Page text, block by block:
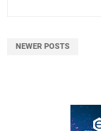
NEWER POSTS